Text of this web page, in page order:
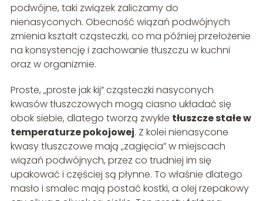
podwójne, taki związek zaliczamy do
nienasyconych. Obecność wiązań podwójnych
zmienia kształt cząsteczki, co ma później przełożenie
na konsystencję i zachowanie tłuszczu w kuchni
oraz w organizmie.
Proste, „proste jak kij” cząsteczki nasyconych
kwasów tłuszczowych mogą ciasno układać się
obok siebie, dlatego tworzą zwykle tłuszcze stałe w
temperaturze pokojowej. Z kolei nienasycone
kwasy tłuszczowe mają „zagięcia” w miejscach
wiązań podwójnych, przez co trudniej im się
upakować i częściej są płynne. To właśnie dlatego
masło i smalec mają postać kostki, a olej rzepakowy